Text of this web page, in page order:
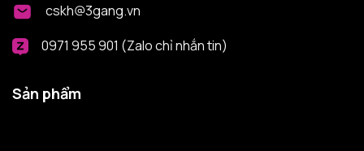
cskh@3gang.vn
0971 955 901 (Zalo chỉ nhắn tin)
Sản phẩm